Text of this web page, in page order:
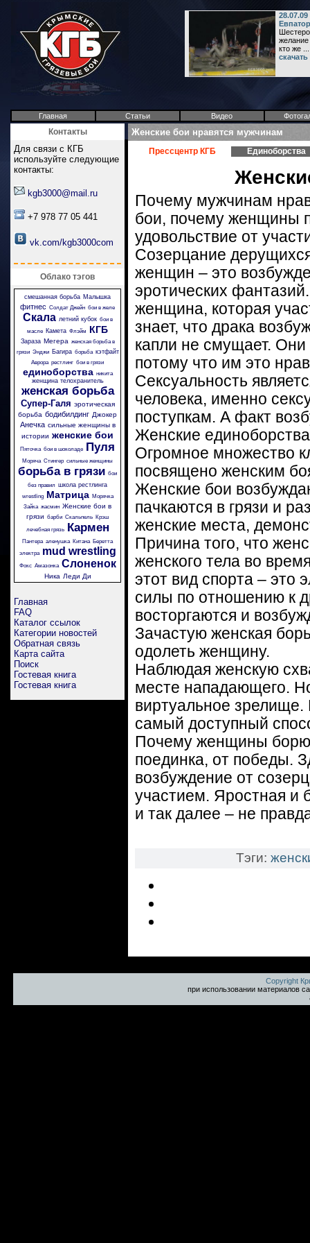
желание
кто же ...
Главная Статьи Видео
Контакты
Для связи с КГБ
используйте следующие
контакты:
kgb3000@mail.ru
+7 978 77 05 441
vk.com/kgb3000com
Облако тэгов
смешанная борьба Малышка
фитнес Солдат Джейн бои в желе
Скала летний кубок бои в
масле Камета Флэйм КГБ
Зараза Мегера женская борьба в
грязи Энджи Багира борьба кэтфайт
Аврора рестлинг бои в грязи
единоборства никита
женщина телохранитель
женская борьба
Супер-Галя эротическая
борьба бодибилдинг Джокер
Анечка сильные женщины в
истории женские бои
Пяточка бои в шоколаде Пуля
Моряча Стингер сильные женщины
борьба в грязи бои
без правил школа рестлинга
wrestling Матрица
Морячка
Зайка жасмин Женские бои в
грязи барби Скальпель Крэш
лечебная грязь
Кармен
Пантера аленушка Китана Беретта
электра
mud wrestling
Фокс Амазонка Слоненок
Ника Леди Ди
Главная
FAQ
Каталог ссылок
Категории новостей
Обратная связь
Карта сайта
Поиск
Гостевая книга
Гостевая книга
Женские бои нравятся мужчинам
Прессцентр КГБ Единоборства
Почему мужчинам
бои, почему женщины
удовольствие от
Созерцание
женщин – это
эротических
женщина, которая
знает, что драка
капли не смущает. Они
потому что им это
Сексуальность
человека, именно
поступкам. А факт
Женские
Огромное множество
посвящено женским
Женские бои
пачкаются в грязи и
женские места,
Причина того, что
женского тела во
этот вид спорта – это
силы по отношению к
восторгаются и
Зачастую женская
одолеть женщину.
Наблюдая женскую
месте нападающего.
виртуальное зрелище.
самый доступный
Почему женщины
поединка, от победы.
возбуждение от
участием. Яростная и
и так далее – не
Тэги:
Copyright
при использовании материалов